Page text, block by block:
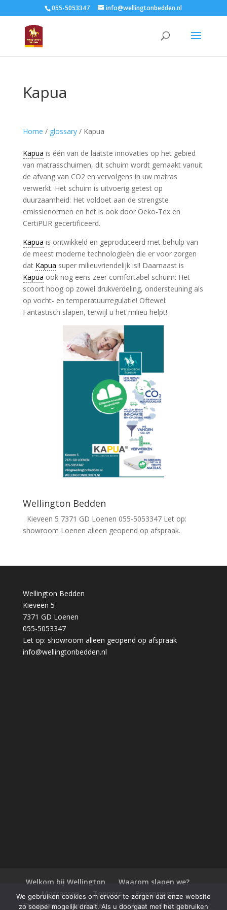
055-5053347 info@wellingtonbedden.nl
Kapua
Home / glossary/ Kapua
Kapua is één van de laatste innovaties op het gebied
van matrasschuimen, dit schuim wordt gemaakt vanuit
de afvang van CO2 en vervolgens in uw matras
verwerkt. Het schuim is uitvoerig getest op
duurzaamheid: Het voldoet aan de strengste
emissienormen en het is ook door Oeko-Tex en
CertiPUR gecertificeerd.
Kapua is ontwikkeld en geproduceerd met behulp van
de meest moderne technologieën die er voor zorgen
dat Kapua super milieuvriendelijk is!! Daarnaast is
Kapua ook nog eens zeer comfortabel schuim: Het
scoort hoog op zowel drukverdeling, ondersteuning als
op vocht- en temperatuurregulatie! Oftewel:
Fantastisch slapen, terwijl u het milieu helpt!
Wellington Bedden
Kieveen 5 7371 GD Loenen 055-5053347 Let op:
showroom Loenen alleen geopend op afspraak.
Wellington Bedden
Kieveen 5
7371 GD Loenen
055-5053347
Let op: showroom alleen geopend op afspraak
info@wellingtonbedden.nl
Welkom bij Wellington
Waarom slapen we?
Matrassen
Toppers
Boxsprings
Projecten
Uw dealer Contact Inloggen
We gebruiken cookies om ervoor te zorgen dat onze website
zo soepel mogelijk draait. Als u doorgaat met het gebruiken